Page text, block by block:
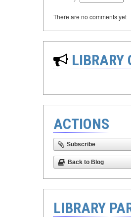
There are no comments yet
LIBRARY
ACTIONS
Subscribe
Back to Blog
LIBRARY